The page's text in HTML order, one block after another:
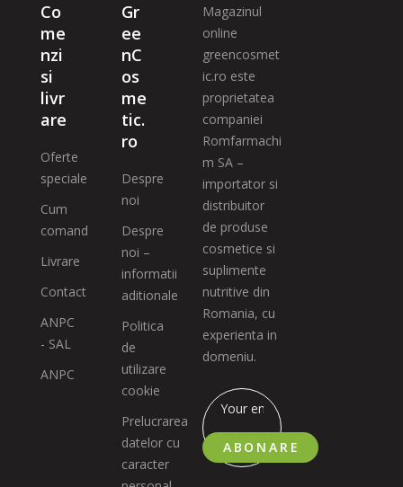
Co
me
nzi
si
livr
are
Oferte
speciale
Cum
comand
Livrare
Contact
ANPC
- SAL
ANPC
Gr
ee
nC
os
me
tic.
ro
Despre
noi
Despre
noi –
informatii
aditionale
Politica
de
utilizare
cookie
Prelucrarea
datelor cu
caracter
Magazinul
online
greencosmet
ic.ro este
proprietatea
companiei
Romfarmachi
m SA –
importator si
distribuitor
de produse
cosmetice si
suplimente
nutritive din
Romania, cu
experienta in
domeniu.
ABONARE